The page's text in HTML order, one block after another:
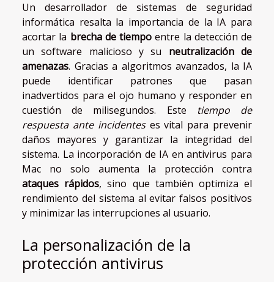
Un desarrollador de sistemas de seguridad
informática resalta la importancia de la IA para
acortar la brecha de tiempo entre la detección de
un software malicioso y su neutralización de
amenazas. Gracias a algoritmos avanzados, la IA
puede identificar patrones que pasan
inadvertidos para el ojo humano y responder en
cuestión de milisegundos. Este tiempo de
respuesta ante incidenteses vital para prevenir
daños mayores y garantizar la integridad del
sistema. La incorporación de IA en antivirus para
Mac no solo aumenta la protección contra
ataques rápidos, sino que también optimiza el
rendimiento del sistema al evitar falsos positivos
y minimizar las interrupciones al usuario.
La personalización de la
protección antivirus